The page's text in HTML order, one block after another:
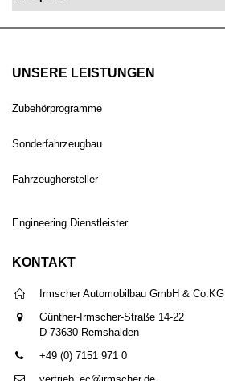
UNSERE LEISTUNGEN
Zubehörprogramme
Sonderfahrzeugbau
Fahrzeughersteller
Engineering Dienstleister
KONTAKT
Irmscher Automobilbau GmbH & Co.KG
Günther-Irmscher-Straße 14-22
D-73630 Remshalden
+49 (0) 7151 971 0